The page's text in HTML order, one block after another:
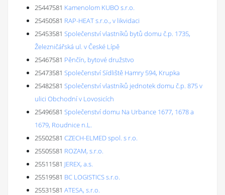
25447581 Kamenolom KUBO s.r.o.
25450581 RAP-HEAT s.r.o., v likvidaci
25453581 Společenství vlastníků bytů domu č.p. 1735,
Železničářská ul. v České Lípě
25467581 Pěnčín, bytové družstvo
25473581 Společenství Sídliště Hamry 594, Krupka
25482581 Společenství vlastníků jednotek domu č.p. 875 v
ulici Obchodní v Lovosicích
25496581 Společenství domu Na Urbance 1677, 1678 a
1679, Roudnice n.L.
25502581 CZECH-ELMED spol. s r.o.
25505581 ROZAM, s.r.o.
25511581 JEREX, a.s.
25519581 BC LOGISTICS s.r.o.
25531581 ATESA, s.r.o.